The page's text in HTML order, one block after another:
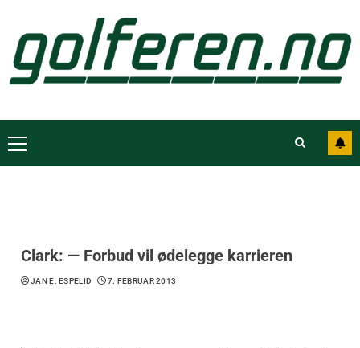
Clark: — Forbud vil ødelegge karrieren
JAN E. ESPELID 7. FEBRUAR 2013